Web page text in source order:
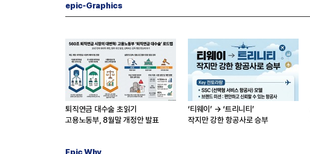
epic-Graphics
퇴직연금 대수술 초읽기
고용노동부, 8월말 개정안 발표
‘티웨이’ → ‘트리니티’
작지만 강한 항공사로 승부
Epic Why